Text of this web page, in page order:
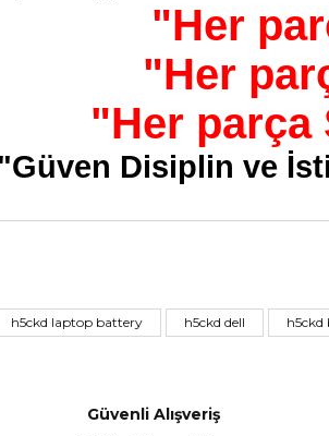
"Her
"Her
"Her
"Güven Disiplin ve
h5ckd laptop battery h5ckd dell h5ckd
Güvenli Alışveriş